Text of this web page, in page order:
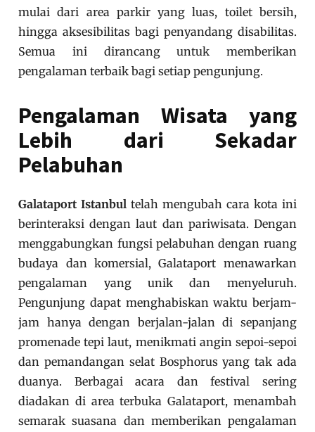
mulai dari area parkir yang luas, toilet bersih,
hingga aksesibilitas bagi penyandang disabilitas.
Semua ini dirancang untuk memberikan
pengalaman terbaik bagi setiap pengunjung.
Pengalaman Wisata yang
Lebih dari Sekadar
Pelabuhan
Galataport Istanbul telah mengubah cara kota ini
berinteraksi dengan laut dan pariwisata. Dengan
menggabungkan fungsi pelabuhan dengan ruang
budaya dan komersial, Galataport menawarkan
pengalaman yang unik dan menyeluruh.
Pengunjung dapat menghabiskan waktu berjam-
jam hanya dengan berjalan-jalan di sepanjang
promenade tepi laut, menikmati angin sepoi-sepoi
dan pemandangan selat Bosphorus yang tak ada
duanya. Berbagai acara dan festival sering
diadakan di area terbuka Galataport, menambah
semarak suasana dan memberikan pengalaman